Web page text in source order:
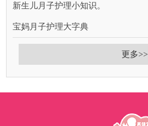
新生儿月子护理小知识。
宝妈月子护理大字典
更多>>